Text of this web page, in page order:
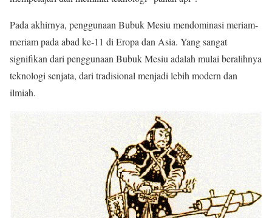
Pada akhirnya, penggunaan Bubuk Mesiu mendominasi meriam-
meriam pada abad ke-11 di Eropa dan Asia. Yang sangat
signifikan dari penggunaan Bubuk Mesiu adalah mulai beralihnya
teknologi senjata, dari tradisional menjadi lebih modern dan
ilmiah.